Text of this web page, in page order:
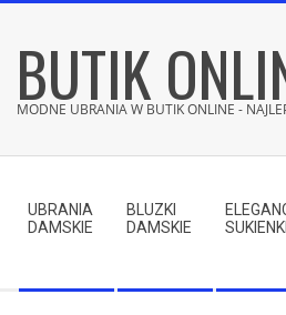
contentBUTIK
MODNE UBRANIA W BUTIK ONLINE -
Menu
UBRANIA
DAMSKIE
BLUZKI
DAMSKIE
SUKIENKI